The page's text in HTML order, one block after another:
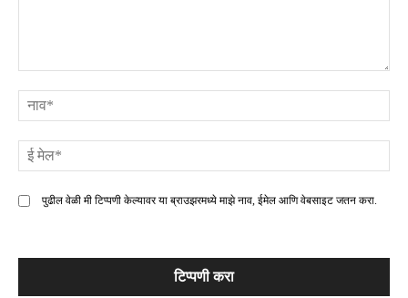
पुढील वेळी मी टिप्पणी केल्यावर या ब्राउझरमध्ये माझे नाव, ईमेल आणि वेबसाइट जतन करा.